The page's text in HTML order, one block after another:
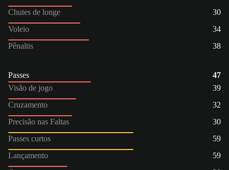
Chutes de longe
30
Voleio
34
Pênaltis
38
Passes
47
Visão de jogo
39
Cruzamento
32
Precisão nas Faltas
30
Passes curtos
59
Lançamento
59